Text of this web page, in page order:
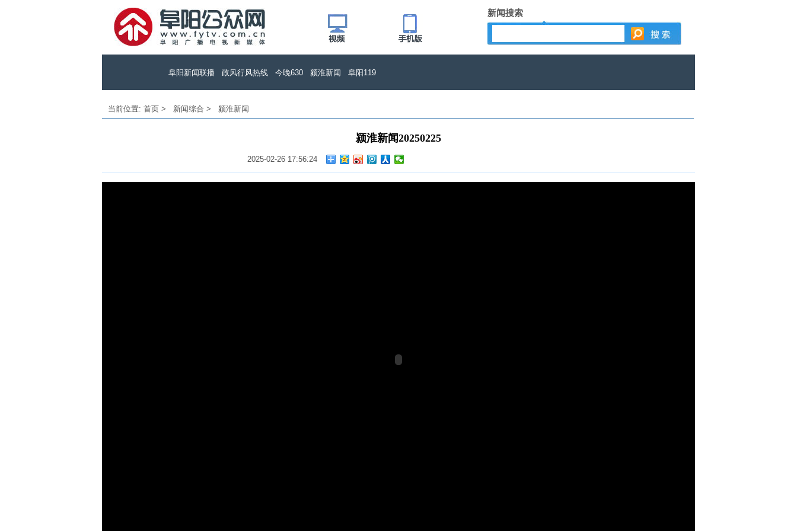
新闻搜索
阜阳新闻联播 政风行风热线 今晚630 颍淮新闻 阜阳119
当前位置: 首页 > 新闻综合 > 颍淮新闻
颍淮新闻20250225
2025-02-26 17:56:24